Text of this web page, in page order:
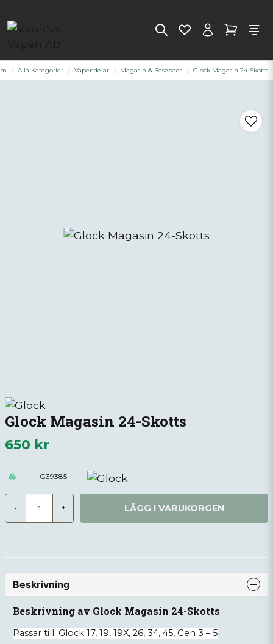
Alla Kategorier Vapendelar Magasin & Basepads Glock Magasin 24-Skotts
Glock Magasin 24-Skotts
650 kr
G39385
- + LÄGG I VARUKORGEN
Beskrivning
Beskrivning av Glock Magasin 24-Skotts
Passar till: Glock 17, 19, 19X, 26, 34, 45, Gen 3 – 5